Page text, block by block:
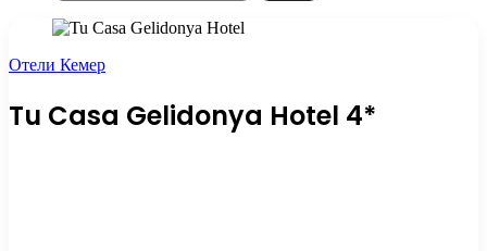
Отели Кемер
Tu Casa Gelidonya Hotel 4*